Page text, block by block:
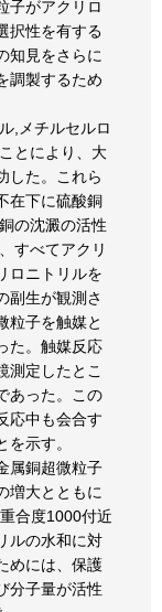
子がアクリロ
択性を有する
知見をさらに
調製するため
,メチルセルロ
とにより、大
した。これら
在下に硫酸銅
の沈澱の活性
すべてアクリ
ロニトリルを
副生が観測さ
粒子を触媒と
た。触媒反応
測定したとこ
あった。この
応中も会合す
示す。
属銅超微粒子
増大とともに
合度1000付近
ルの水和に対
めには、保護
分子量が活性